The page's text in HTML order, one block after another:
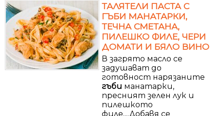
ТАЛЯТЕЛИ ПАСТА С
ГЪБИ МАНАТАРКИ,
ТЕЧНА СМЕТАНА,
ПИЛЕШКО ФИЛЕ, ЧЕРИ
ДОМАТИ И БЯЛО ВИНО
В загрято масло се
задушават до
готовност нарязаните
гъби манатарки,
пресният зелен лук и
пилешкото
филе....Добавя се